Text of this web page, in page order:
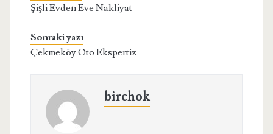
Şişli Evden Eve Nakliyat
Sonraki yazı
Çekmeköy Oto Ekspertiz
birchok